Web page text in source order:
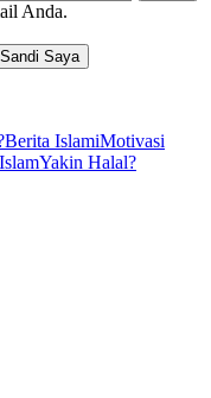
Anda.
Berita IslamiMotivasi
Yakin Halal?